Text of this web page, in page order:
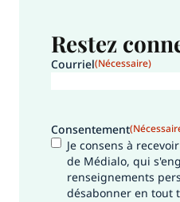
Restez
Courriel(Nécessaire)
Consentement
Je consens à
de Médialo, qui
renseignements
désabonner en tout